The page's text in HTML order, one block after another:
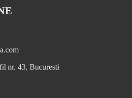
nr. 43, Bucuresti